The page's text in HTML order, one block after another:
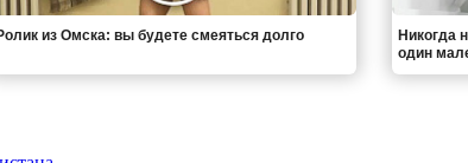
из Омска: вы будете смеяться долго
Никогда
один